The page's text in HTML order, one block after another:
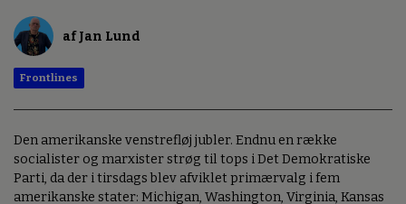
af Jan Lund
Frontlines
Den amerikanske venstrefløj jubler. Endnu en række
socialister og marxister strøg til tops i Det Demokratiske
Parti, da der i tirsdags blev afviklet primærvalg i fem
amerikanske stater: Michigan, Washington, Virginia, Kansas